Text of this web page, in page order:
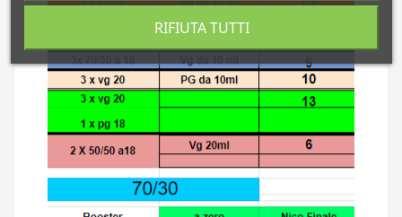
RIFIUTA TUTTI